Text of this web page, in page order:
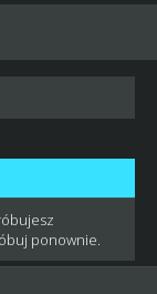
ponownie.